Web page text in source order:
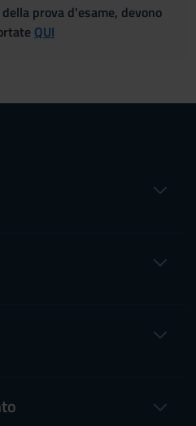
prova d'esame, devono
QUI